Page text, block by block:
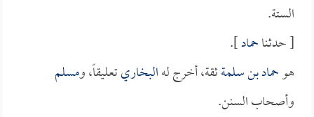
الستة.
[ حدثناحماد].
هوحماد بن سلمةثقة، أخرج لهالبخاريتعليقاً، ومسلم
وأصحاب السنن.